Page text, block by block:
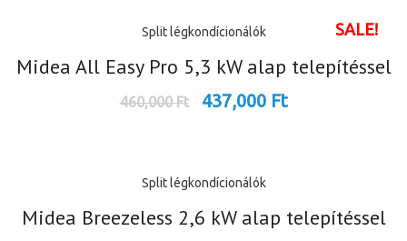
SALE!
Split légkondícionálók
Midea All Easy Pro 5,3 kW alap telepítéssel
460,000Ft 437,000 Ft
Split légkondícionálók
Midea Breezeless 2,6 kW alap telepítéssel